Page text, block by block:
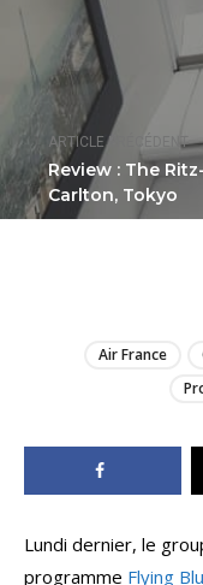
ARTICLE PRÉCÉDENT
Review : The Ritz-
Carlton, Tokyo
Air France
Lundi dernier, le
programme Flying